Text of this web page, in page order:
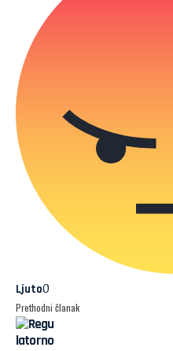
Ljuto0
Prethodni članak